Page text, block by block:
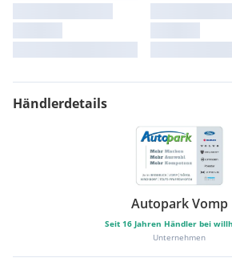
Händlerdetails
Autopark Vomp
Seit 16 Jahren Händler bei
Unternehmen